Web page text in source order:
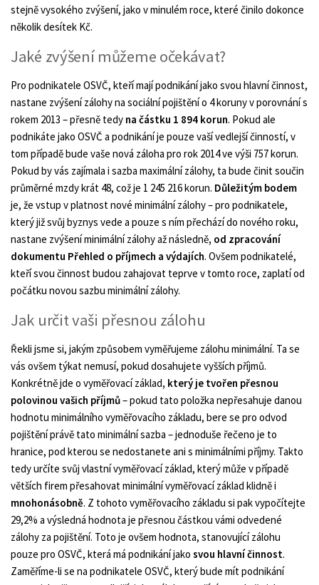
stejně vysokého zvýšení, jako v minulém roce, které činilo dokonce
několik desítek Kč.
Jaké zvýšení můžeme očekávat?
Pro podnikatele OSVČ, kteří mají podnikání jako svou hlavní činnost,
nastane zvýšení zálohy na sociální pojištění o 4 koruny v porovnání s
rokem 2013 – přesně tedy na částku 1 894 korun. Pokud ale
podnikáte jako OSVČ a podnikání je pouze vaší vedlejší činností, v
tom případě bude vaše nová záloha pro rok 2014 ve výši 757 korun.
Pokud by vás zajímala i sazba maximální zálohy, ta bude činit součin
průměrné mzdy krát 48, což je 1 245 216 korun. Důležitým bodem
je, že vstup v platnost nové minimální zálohy – pro podnikatele,
který již svůj byznys vede a pouze s ním přechází do nového roku,
nastane zvýšení minimální zálohy až následně, od zpracování
dokumentu Přehled o příjmech a výdajích. Ovšem podnikatelé,
kteří svou činnost budou zahajovat teprve v tomto roce, zaplatí od
počátku novou sazbu minimální zálohy.
Jak určit vaši přesnou zálohu
Řekli jsme si, jakým způsobem vyměřujeme zálohu minimální. Ta se
vás ovšem týkat nemusí, pokud dosahujete vyšších příjmů.
Konkrétně jde o vyměřovací základ, který je tvořen přesnou
polovinou vašich příjmů– pokud tato položka nepřesahuje danou
hodnotu minimálního vyměřovacího základu, bere se pro odvod
pojištění právě tato minimální sazba – jednoduše řečeno je to
hranice, pod kterou se nedostanete ani s minimálními příjmy. Takto
tedy určíte svůj vlastní vyměřovací základ, který může v případě
větších firem přesahovat minimální vyměřovací základ klidně i
mnohonásobně. Z tohoto vyměřovacího základu si pak vypočítejte
29,2% a výsledná hodnota je přesnou částkou vámi odvedené
zálohy za pojištění. Toto je ovšem hodnota, stanovující zálohu
pouze pro OSVČ, která má podnikání jako svou hlavní činnost.
Zaměříme-li se na podnikatele OSVČ, který bude mít podnikání